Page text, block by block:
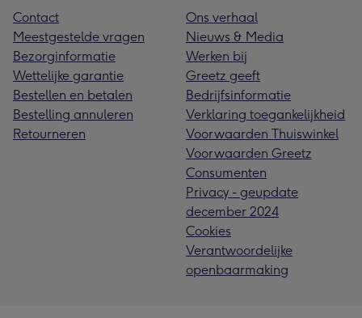
Contact
Meestgestelde vragen
Bezorginformatie
Wettelijke garantie
Bestellen en betalen
Bestelling annuleren
Retourneren
Ons verhaal
Nieuws & Media
Werken bij
Greetz geeft
Bedrijfsinformatie
Verklaring toegankelijkheid
Voorwaarden Thuiswinkel
Voorwaarden Greetz
Consumenten
Privacy - geupdate
december 2024
Cookies
Verantwoordelijke
openbaarmaking